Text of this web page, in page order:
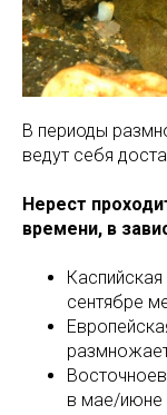
В периоды
ведут себя
Нерест
времени, в
сентябре
в мае/июне